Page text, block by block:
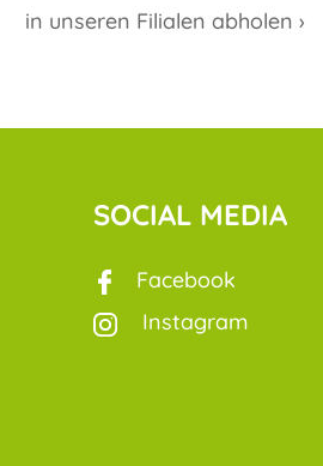
in unseren Filialen abholen ›
SOCIAL MEDIA
Facebook
Instagram